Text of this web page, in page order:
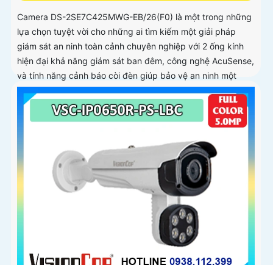
Camera DS-2SE7C425MWG-EB/26(F0) là một trong những
lựa chọn tuyệt vời cho những ai tìm kiếm một giải pháp
giám sát an ninh toàn cảnh chuyên nghiệp với 2 ống kính
hiện đại khả năng giám sát ban đêm, công nghệ AcuSense,
và tính năng cảnh báo còi đèn giúp bảo vệ an ninh một
cách tối ưu.